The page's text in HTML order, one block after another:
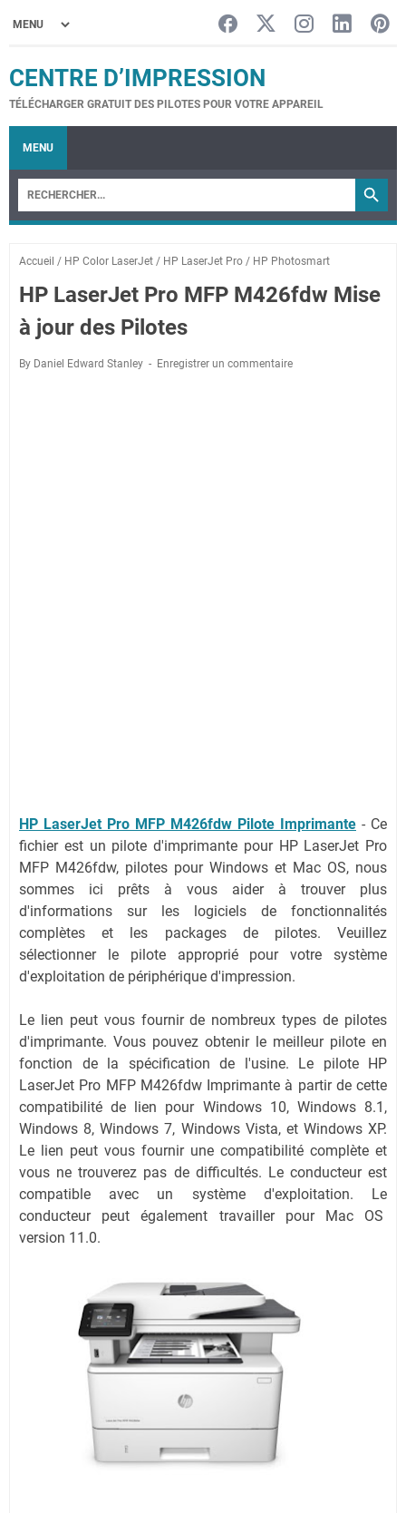
CENTRE D’IMPRESSION
TÉLÉCHARGER GRATUIT DES PILOTES POUR VOTRE APPAREIL
MENU
Accueil / HP Color LaserJet / HP LaserJet Pro / HP Photosmart
HP LaserJet Pro MFP M426fdw Mise
à jour des Pilotes
By Daniel Edward Stanley Enregistrer un commentaire
HP LaserJet Pro MFP M426fdw Pilote Imprimante - Ce
fichier est un pilote d'imprimante pour HP LaserJet Pro
MFP M426fdw, pilotes pour Windows et Mac OS, nous
sommes ici prêts à vous aider à trouver plus
d'informations sur les logiciels de fonctionnalités
complètes et les packages de pilotes. Veuillez
sélectionner le pilote approprié pour votre système
d'exploitation de périphérique d'impression.
Le lien peut vous fournir de nombreux types de pilotes
d'imprimante. Vous pouvez obtenir le meilleur pilote en
fonction de la spécification de l'usine. Le pilote HP
LaserJet Pro MFP M426fdw Imprimante à partir de cette
compatibilité de lien pour Windows 10, Windows 8.1,
Windows 8, Windows 7, Windows Vista, et Windows XP.
Le lien peut vous fournir une compatibilité complète et
vous ne trouverez pas de difficultés. Le conducteur est
compatible avec un système d'exploitation. Le
conducteur peut également travailler pour Mac OS
version 11.0.